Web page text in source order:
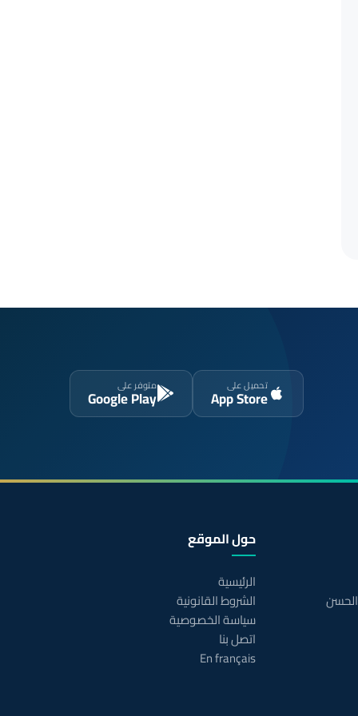
تحميل على
App Store
متوفر على
Google Play
حول الموقع
الرئيسية
الشروط القانونية
سياسة الخصوصية
اتصل بنا
En français